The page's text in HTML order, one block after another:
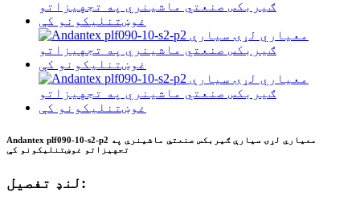
Andantex plf090-10-s2-p2 معیاري لړۍ سیارې ګیربکس صنعتي ماشینري په
تجهیزاتو غوښتنلیکونو کې
لنډ تفصیل: